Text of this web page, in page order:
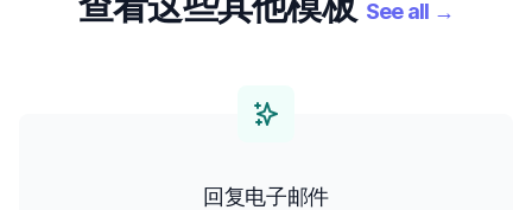
See all →
回复电子邮件